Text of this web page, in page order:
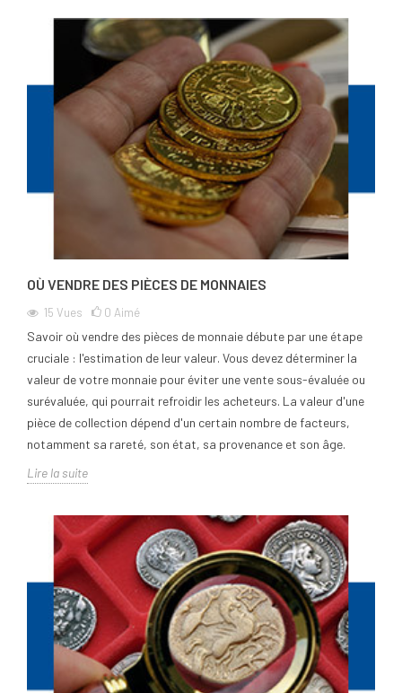
OÙ VENDRE DES PIÈCES DE MONNAIES
15 Vues 0 Aimé
Savoir où vendre des pièces de monnaie débute par une étape
cruciale : l'estimation de leur valeur. Vous devez déterminer la
valeur de votre monnaie pour éviter une vente sous-évaluée ou
surévaluée, qui pourrait refroidir les acheteurs. La valeur d'une
pièce de collection dépend d'un certain nombre de facteurs,
notamment sa rareté, son état, sa provenance et son âge.
Lire la suite